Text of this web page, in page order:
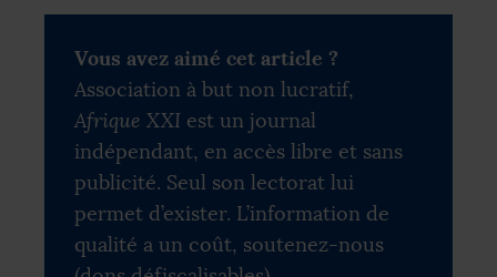
Vous avez aimé cet article ?
Association à but non lucratif,
Afrique XXI est un journal
indépendant, en accès libre et sans
publicité. Seul son lectorat lui
permet d’exister. L’information de
qualité a un coût, soutenez-nous